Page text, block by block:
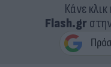
Κάνε
Flash.gr